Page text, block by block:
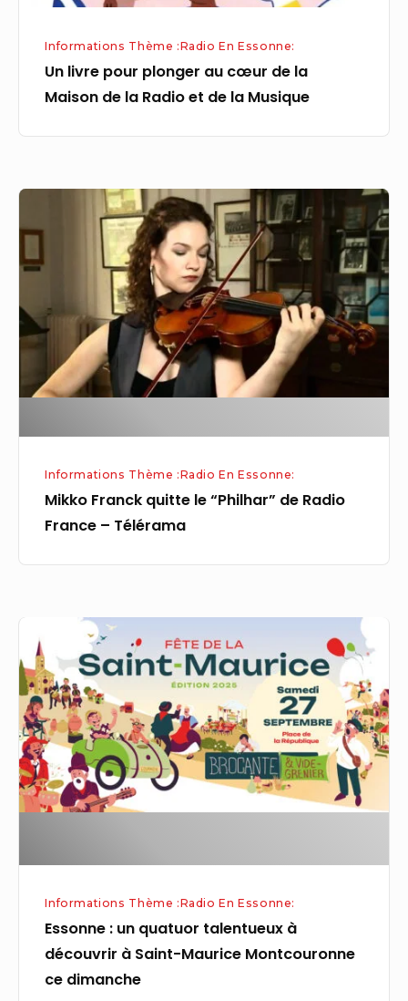
RadioInformations Thème :Radio En Essonne:
Un livre pour plonger au cœur de la
Maison de la Radio et de la Musique
Mikko
Franck
le
“Philhar”
de
Radio
France
Informations Thème :Radio En Essonne:
Mikko Franck quitte le “Philhar” de Radio
France – Télérama
un
quatuor
talentueux
à
découvrir
à
dimanche
Informations Thème :Radio En Essonne:
Essonne : un quatuor talentueux à
découvrir à Saint-Maurice Montcouronne
ce dimanche